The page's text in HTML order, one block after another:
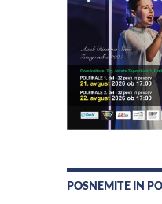
POSNEMITE IN